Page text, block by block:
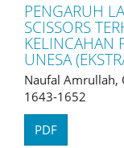
PENGARUH
SCISSORS
KELINCAHAN
UNESA
Naufal Amrullah,
1643-1652
PDF